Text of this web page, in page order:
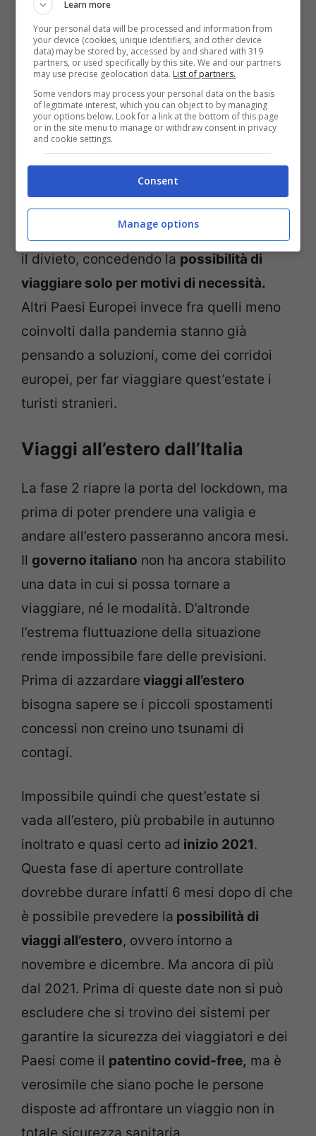
Al di là delle speranze delle compagnie
aeree ci sono ledirettive governative e
dell’Unione Europea. Tutti gli stati membri
dell’accordo di Shenghen ( più Bulgaria,
Cipro, Croazia, Romania, Islanda, Norvegia,
Svizzera, Liechtenstein) hanno rinnovato la
restrizione ai viaggi fino al 15 maggio
maggior parte degli Stati Europei, inclusa
l’Italia, sono per prorogare per tutta l’estate
il divieto, concedendo la possibilità di
viaggiare solo per motivi di necessità.
Altri Paesi Europei invece fra quelli meno
coinvolti dalla pandemia stanno già
pensando a soluzioni, come dei corridoi
europei, per far viaggiare quest’estate i
turisti stranieri.
Viaggi all’estero dall’Italia
La fase 2 riapre la porta del lockdown, ma
prima di poter prendere una valigia e
andare all’estero passeranno ancora mesi.
Il governo italiano non ha ancora stabilito
una data in cui si possa tornare a
viaggiare, né le modalità. D’altronde
l’estrema fluttuazione della situazione
rende impossibile fare delle previsioni.
Prima di azzardare viaggi all’estero
bisogna sapere se i piccoli spostamenti
concessi non creino uno tsunami di
contagi.
Impossibile quindi che quest’estate si
vada all’estero, più probabile in autunno
inoltrato e quasi certo ad inizio 2021.
Questa fase di aperture controllate
dovrebbe durare infatti 6 mesi dopo di che
è possibile prevedere la possibilità di
viaggi all’estero, ovvero intorno a
novembre e dicembre. Ma ancora di più
dal 2021. Prima di queste date non si può
escludere che si trovino dei sistemi per
garantire la sicurezza dei viaggiatori e dei
Paesi come il patentino covid-free, ma è
verosimile che siano poche le persone
disposte ad affrontare un viaggio non in
Learn more
Your personal data will be processed and information from
your device (cookies, unique identifiers, and other device
data) may be stored by, accessed by and shared with 319
partners, or used specifically by this site. We and our partners
may use precise geolocation data. List of partners.
Some vendors may process your personal data on the basis
of legitimate interest, which you can object to by managing
your options below. Look for a link at the bottom of this page
or in the site menu to manage or withdraw consent in privacy
and cookie settings.
Consent
Manage options